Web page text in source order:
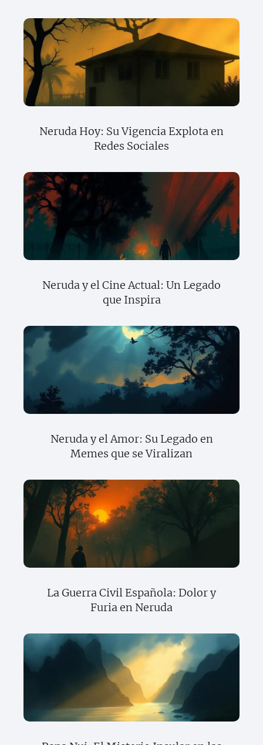
Neruda Hoy: Su Vigencia Explota en
Redes Sociales
Neruda y el Cine Actual: Un Legado
que Inspira
Neruda y el Amor: Su Legado en
Memes que se Viralizan
La Guerra Civil Española: Dolor y
Furia en Neruda